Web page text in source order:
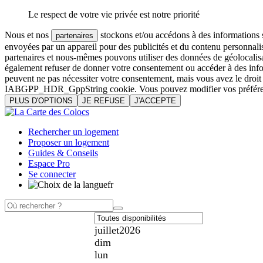
Le respect de votre vie privée est notre priorité
Nous et nos partenaires
stockons et/ou accédons à des
envoyées par un appareil pour des publicités et du contenu
partenaires et nous-mêmes pouvons utiliser des données de
également refuser de donner votre consentement ou accéder à des
peuvent ne pas nécessiter votre consentement, mais vous avez le
IABGPP_HDR_GppString cookie. Vous pouvez modifier vos
PLUS D'OPTIONS JE REFUSE J'ACCEPTE
Rechercher un logement
Proposer un logement
Guides & Conseils
Espace Pro
Se connecter
fr
juillet2026
dim
lun